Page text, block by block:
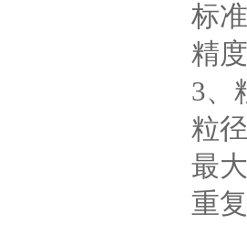
标准
精度
3、
粒径通
最大
重复